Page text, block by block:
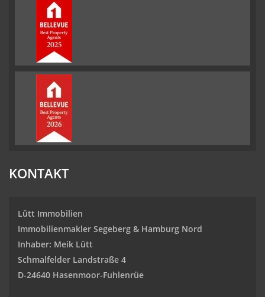
KONTAKT
Lütt Immobilien
Immobilienmakler Segeberg & Hamburg Nord
Inhaber: Meik Lütt
Schmalfelder Landstraße 4
D-24640 Hasenmoor-Fuhlenrüe